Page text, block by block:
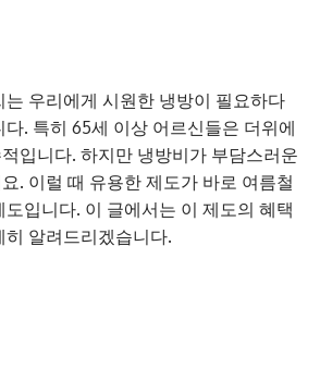
는 우리에게 시원한 냉방이 필요하다
. 특히 65세 이상 어르신들은 더위에
입니다. 하지만 냉방비가 부담스러운
. 이럴 때 유용한 제도가 바로 여름철
입니다. 이 글에서는 이 제도의 혜택
알려드리겠습니다.